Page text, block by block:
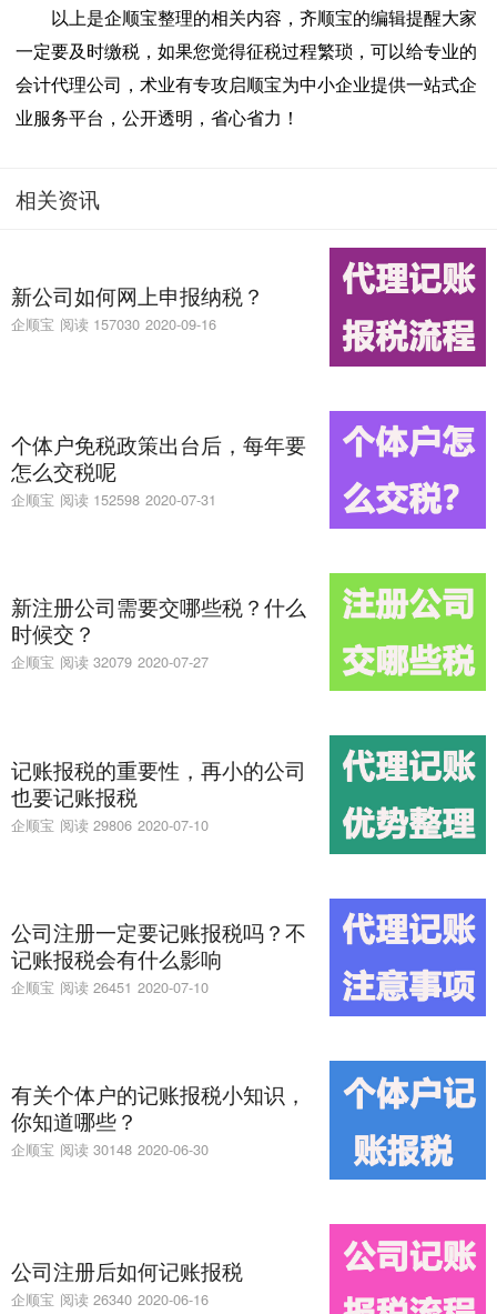
以上是企顺宝整理的相关内容，齐顺宝的编辑提醒大家
一定要及时缴税，如果您觉得征税过程繁琐，可以给专业的
会计代理公司，术业有专攻启顺宝为中小企业提供一站式企
业服务平台，公开透明，省心省力！
相关资讯
新公司如何网上申报纳税？
企顺宝 阅读 157030 2020-09-16
个体户免税政策出台后，每年要
怎么交税呢
企顺宝 阅读 152598 2020-07-31
新注册公司需要交哪些税？什么
时候交？
企顺宝 阅读 32079 2020-07-27
记账报税的重要性，再小的公司
也要记账报税
企顺宝 阅读 29806 2020-07-10
公司注册一定要记账报税吗？不
记账报税会有什么影响
企顺宝 阅读 26451 2020-07-10
有关个体户的记账报税小知识，
你知道哪些？
企顺宝 阅读 30148 2020-06-30
公司注册后如何记账报税
企顺宝 阅读 26340 2020-06-16